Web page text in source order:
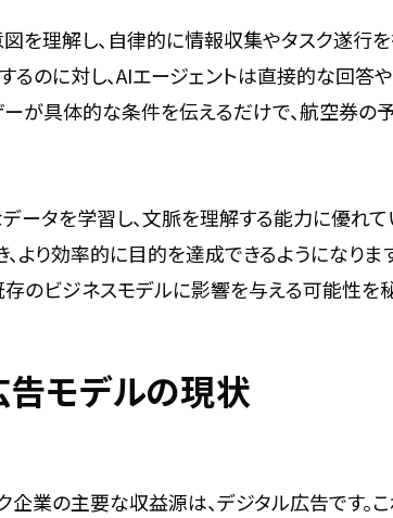
を理解し、自律的に情報収集やタスク遂行
のに対し、AIエージェントは直接的な回答
ーが具体的な条件を伝えるだけで、航空券の
ータを学習し、文脈を理解する能力に優れて
より効率的に目的を達成できるようになりま
のビジネスモデルに影響を与える可能性を
モデルの現状
業の主要な収益源は、デジタル広告です。